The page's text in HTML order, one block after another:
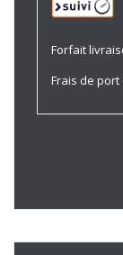
Forfait
Frais de port